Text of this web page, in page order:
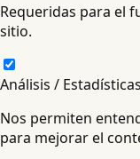
Requeridas para el
sitio.
Análisis / Estadísticas
Nos permiten
para mejorar el